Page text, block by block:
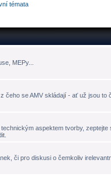
témata
MEPy...
čeho se AMV skládají - ať už jsou to
aspektem tvorby, zeptejte
či pro diskusi o čemkoliv